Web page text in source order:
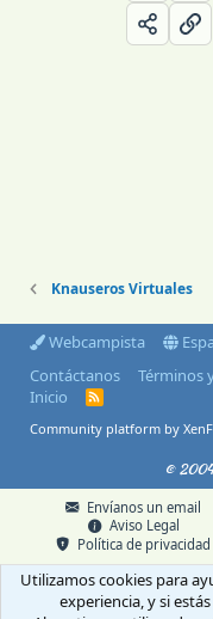
Knauseros Virtuales
Webcampista
Contáctanos
Términos
Inicio
R
S
Community platform by
©
Envíanos un email
Aviso Legal
Política de privacidad
Utilizamos cookies para
experiencia, y si